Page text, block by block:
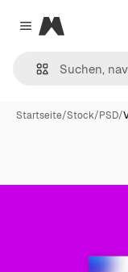
Close menu
Magnific
Startseite/Stock/PSD/